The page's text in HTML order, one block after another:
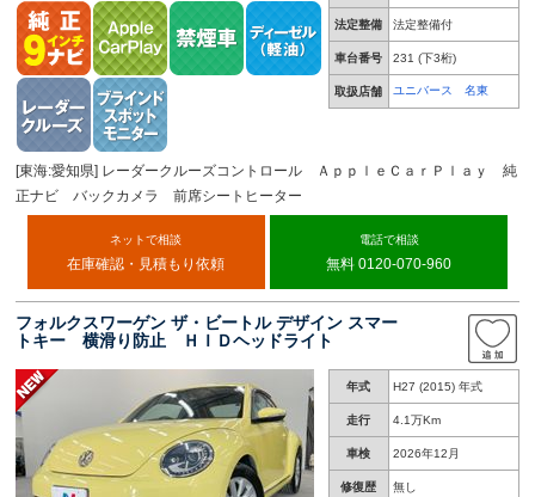
法定整備 法定整備付
車台番号 231 (下3桁)
取扱店舗 ユニバース 名東
[東海:愛知県] レーダークルーズコントロール ＡｐｐｌｅＣａｒＰｌａｙ 純
正ナビ バックカメラ 前席シートヒーター
ネットで相談
在庫確認・見積もり依頼
電話で相談
無料 0120-070-960
フォルクスワーゲン ザ・ビートル デザイン スマー
トキー 横滑り防止 ＨＩＤヘッドライト
年式 H27 (2015) 年式
走行 4.1万Km
車検 2026年12月
修復歴 無し